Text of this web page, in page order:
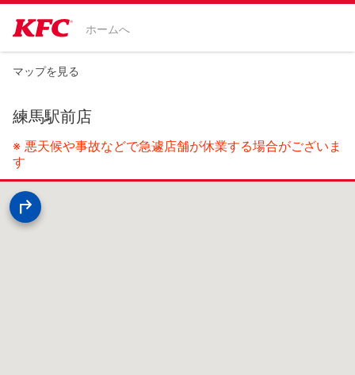
ホームへ
マップを見る
練馬駅前店
※ 悪天候や事故などで急遽店舗が休業する場合がございま
す